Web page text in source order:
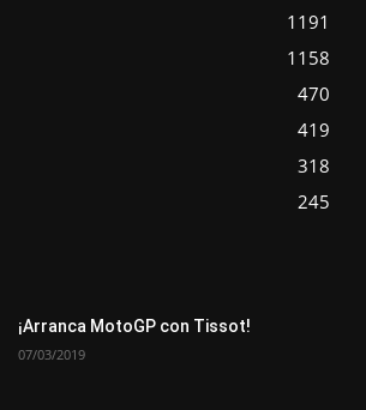
1191
1158
470
419
318
245
Premios Secciones
¡Arranca MotoGP con Tissot!
07/03/2019